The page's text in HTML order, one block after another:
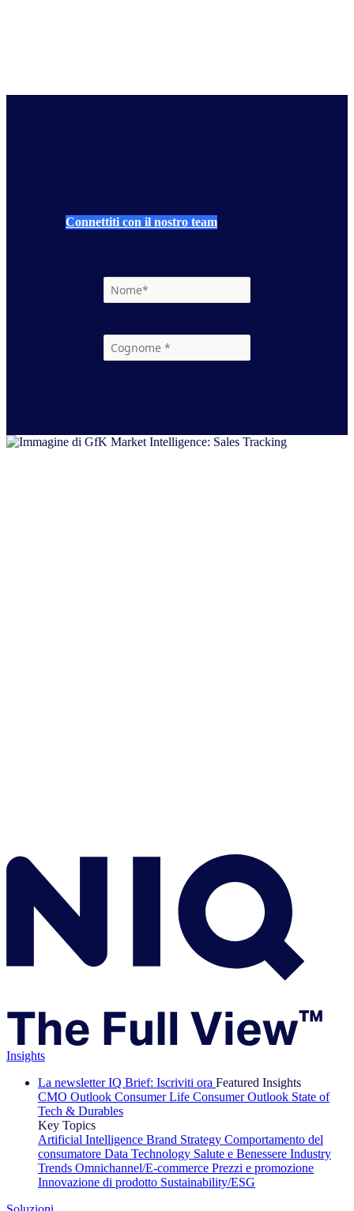
Connettiti con il nostro team
Insights
La newsletter IQ Brief: Iscriviti ora Featured Insights
CMO Outlook Consumer Life Consumer Outlook State of
Tech & Durables
Key Topics
Artificial Intelligence Brand Strategy Comportamento del
consumatore Data Technology Salute e Benessere Industry
Trends Omnichannel/E-commerce Prezzi e promozione
Innovazione di prodotto Sustainability/ESG